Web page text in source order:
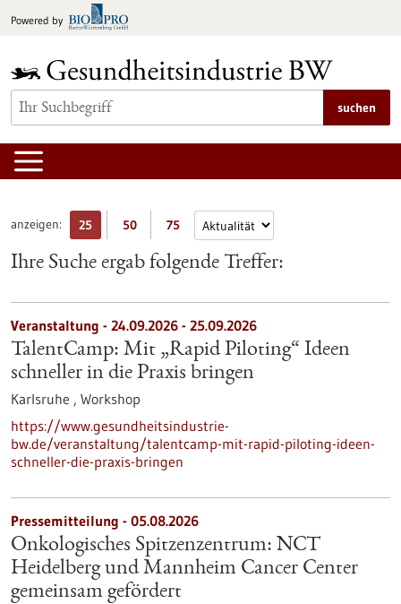
Inhalt
Powered by
suchen
anzeigen: 25 50 75
Ihre Suche ergab folgende Treffer:
Veranstaltung - 24.09.2026 - 25.09.2026
TalentCamp: Mit „Rapid Piloting“ Ideen
schneller in die Praxis bringen
Karlsruhe , Workshop
https://www.gesundheitsindustrie-
bw.de/veranstaltung/talentcamp-mit-rapid-piloting-ideen-
schneller-die-praxis-bringen
Pressemitteilung - 05.08.2026
Onkologisches Spitzenzentrum: NCT
Heidelberg und Mannheim Cancer Center
gemeinsam gefördert